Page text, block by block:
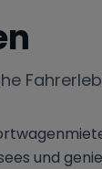
und